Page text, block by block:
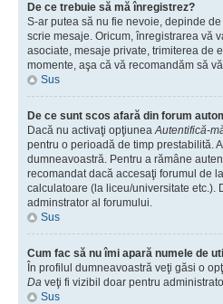
De ce trebuie să mă înregistrez?
S-ar putea să nu fie nevoie, depinde
scrie mesaje. Oricum, înregistrarea vă
asociate, mesaje private, trimiterea de
momente, aşa că vă recomandăm să
Sus
De ce sunt scos afară din forum
Dacă nu activaţi opţiuneaAutentifică-
pentru o perioadă de timp prestabilită.
dumneavoastră. Pentru a rămâne
recomandat dacă accesaţi forumul de
calculatoare (la liceu/universitate etc.).
adminstrator al forumului.
Sus
Cum fac să nu îmi apară numele de
În profilul dumneavoastră veţi găsi o
Da veţi fi vizibil doar pentru
Sus